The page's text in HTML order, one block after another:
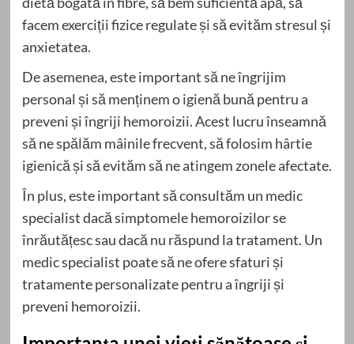
facem exerciții fizice regulate și să evităm stresul și
anxietatea.
De asemenea, este important să ne îngrijim
personal și să menținem o igienă bună pentru a
preveni și îngriji hemoroizii. Acest lucru înseamnă
să ne spălăm mâinile frecvent, să folosim hârtie
igienică și să evităm să ne atingem zonele afectate.
În plus, este important să consultăm un medic
specialist dacă simptomele hemoroizilor se
înrăutățesc sau dacă nu răspund la tratament. Un
medic specialist poate să ne ofere sfaturi și
tratamente personalizate pentru a îngriji și
preveni hemoroizii.